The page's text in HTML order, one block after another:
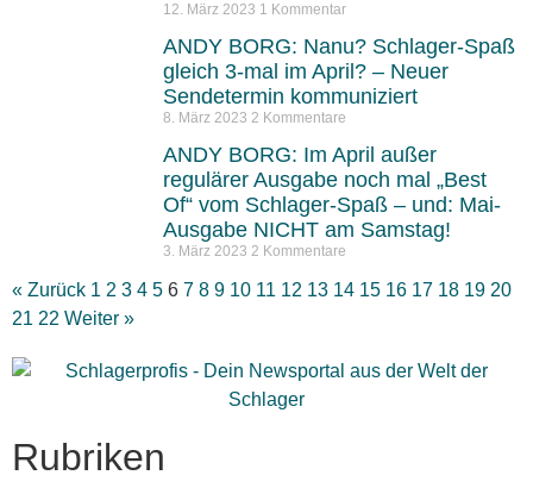
12. März 2023 1 Kommentar
ANDY BORG: Nanu? Schlager-Spaß
gleich 3-mal im April? – Neuer
Sendetermin kommuniziert
8. März 2023 2 Kommentare
ANDY BORG: Im April außer
regulärer Ausgabe noch mal „Best
Of“ vom Schlager-Spaß – und: Mai-
Ausgabe NICHT am Samstag!
3. März 2023 2 Kommentare
« Zurück 1 2 3 4 5 6 7 8 9 10 11 12 13 14 15 16 17 18 19 20
21 22 Weiter »
Rubriken